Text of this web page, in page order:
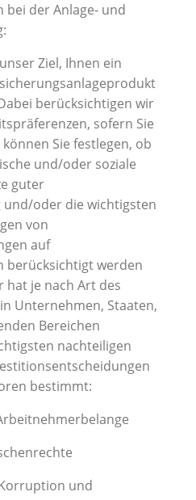
der Anlage- und
Ziel, Ihnen ein
berücksichtigen wir
sofern Sie
Sie festlegen, ob
und/oder soziale
guter
oder die wichtigsten
von
auf
berücksichtigt werden
hat je nach Art des
Unternehmen, Staaten,
Bereichen
nachteiligen
bestimmt:
und